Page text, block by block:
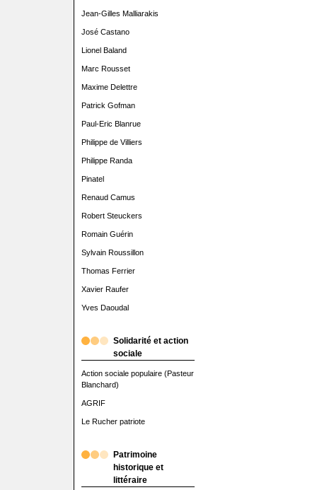
Jean-Gilles Malliarakis
José Castano
Lionel Baland
Marc Rousset
Maxime Delettre
Patrick Gofman
Paul-Eric Blanrue
Philippe de Villiers
Philippe Randa
Pinatel
Renaud Camus
Robert Steuckers
Romain Guérin
Sylvain Roussillon
Thomas Ferrier
Xavier Raufer
Yves Daoudal
Solidarité et action
sociale
Action sociale populaire (Pasteur
Blanchard)
AGRIF
Le Rucher patriote
Patrimoine
historique et
littéraire